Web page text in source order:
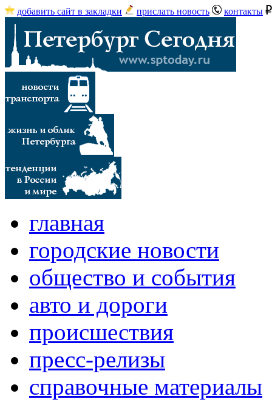
добавить сайт в закладки прислать новость контакты
главная
городские новости
общество и события
авто и дороги
происшествия
пресс-релизы
справочные материалы